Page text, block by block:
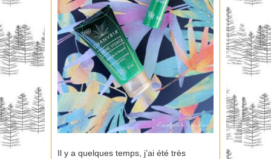
Il y a quelques temps, j’ai été très